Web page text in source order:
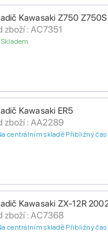
Kawasaki Z750
zboží : AC7351
Skladem
Kawasaki ER5
zboží : AA2289
centrálním skladě Přibližný
Kawasaki ZX-12R
zboží : AC7368
centrálním skladě Přibližný